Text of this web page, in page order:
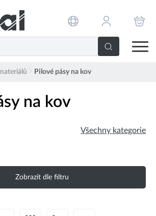
Pilové pásy na kov
na kov
Všechny kategorie
Zobrazit dle filtru